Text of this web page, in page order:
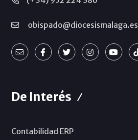
obispado@diocesismalaga.es
De Interés
Contabilidad ERP